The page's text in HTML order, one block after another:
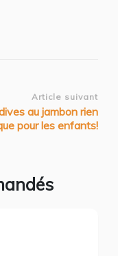
Article suivant
au jambon rien
pour les enfants!